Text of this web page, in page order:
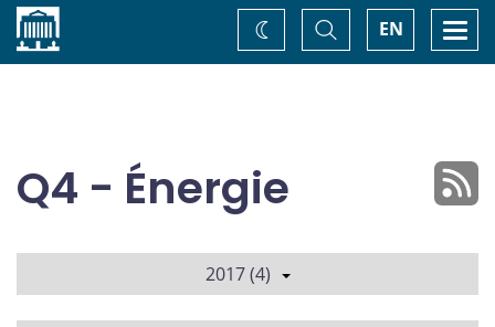
Accueil EN
Basculer
la
recherche
Changez
de
Q4 - Énergie
2017 (4)